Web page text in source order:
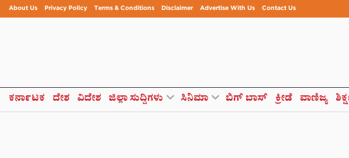
About Us Privacy Policy Terms & Conditions Disclaimer Advertise With Us Contact Us
ಕರ್ನಾಟಕ ದೇಶ ವಿದೇಶ ಜಿಲ್ಲಾ ಸುದ್ದಿಗಳು ಸಿನಿಮಾ ಬಿಗ್ ಬಾಸ್ ಕ್ರೀಡೆ ವಾಣಿಜ್ಯ